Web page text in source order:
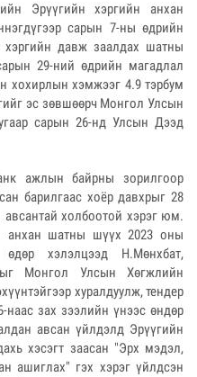
Эрүүгийн хэргийн анхан
сарын 7-ны өдрийн
давж заалдах шатны
29-ний өдрийн магадлал
хохирлын хэмжээг 4.9 тэрбум
эс зөвшөөрч Монгол Улсын
сарын 26-нд Улсын Дээд
ажлын байрны зорилгоор
барилгаас хоёр давхрыг 28
авсантай холбоотой хэрэг юм.
анхан шатны шүүх 2023 оны
хэлэлцээд Н.Мөнхбат,
Монгол Улсын Хөгжлийн
хуралдуулж, тендер
наас зах зээлийн үнээс өндөр
авсан үйлдэлд Эрүүгийн
хэсэгт заасан "Эрх мэдэл,
ашиглах" гэх хэрэг үйлдсэн